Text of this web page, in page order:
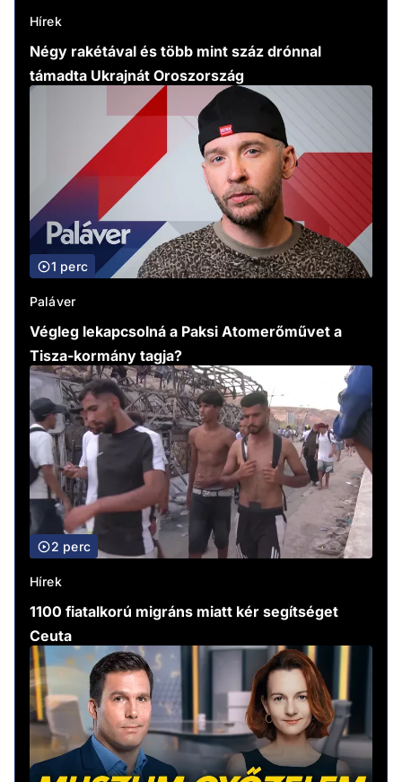
Hírek
Négy rakétával és több mint száz drónnal
támadta Ukrajnát Oroszország
1 perc
Paláver
Végleg lekapcsolná a Paksi Atomerőművet a
Tisza-kormány tagja?
2 perc
Hírek
1100 fiatalkorú migráns miatt kér segítséget
Ceuta